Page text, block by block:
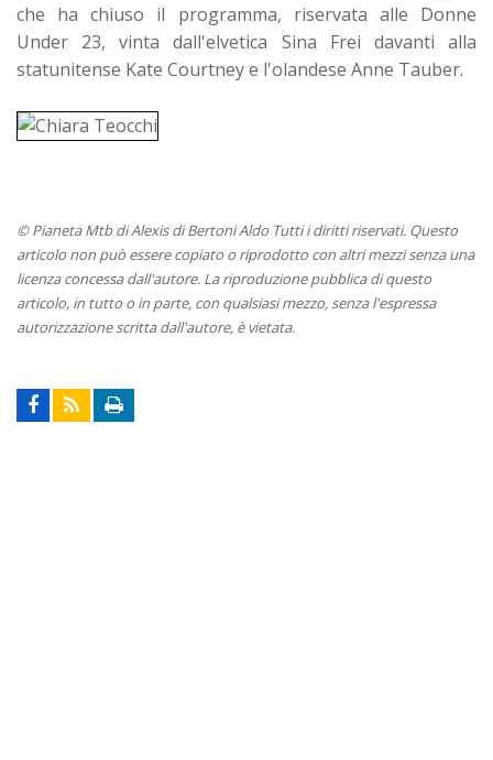
che ha chiuso il programma, riservata alle Donne
Under 23, vinta dall'elvetica Sina Frei davanti alla
statunitense Kate Courtney e l'olandese Anne Tauber.
© Pianeta Mtb di Alexis di Bertoni Aldo Tutti i diritti riservati. Questo
articolo non può essere copiato o riprodotto con altri mezzi senza una
licenza concessa dall'autore. La riproduzione pubblica di questo
articolo, in tutto o in parte, con qualsiasi mezzo, senza l'espressa
autorizzazione scritta dall'autore, è vietata.